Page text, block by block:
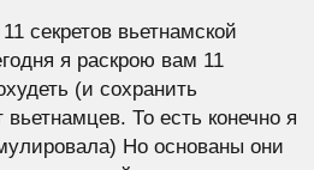
секретов вьетнамской
я раскрою вам 11
(и сохранить
вьетнамцев. То есть конечно я
Но основаны они